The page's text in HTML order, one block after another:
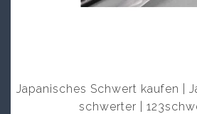
Japanisches Schwert kaufen |
schwerter |